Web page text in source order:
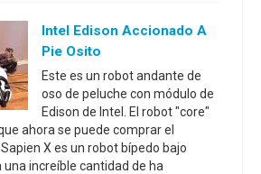
Intel Edison Accionado A
Pie Osito
Este es un robot andante de
oso de peluche con módulo de
Edison de Intel. El robot "core"
ahora se puede comprar el
X es un robot bípedo bajo
increíble cantidad de ha